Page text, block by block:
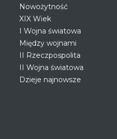
Nowożytność
XIX Wiek
I Wojna światowa
Między wojnami
II Rzeczpospolita
II Wojna światowa
Dzieje najnowsze